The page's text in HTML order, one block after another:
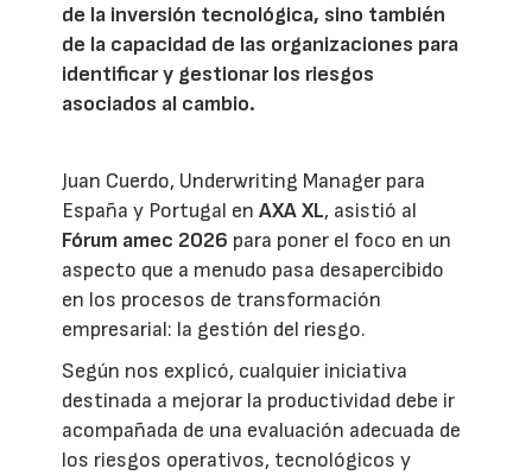
de la inversión tecnológica, sino también
de la capacidad de las organizaciones para
identificar y gestionar los riesgos
asociados al cambio.
Juan Cuerdo, Underwriting Manager para
España y Portugal enAXA XL, asistió al
Fórum amec 2026 para poner el foco en un
aspecto que a menudo pasa desapercibido
en los procesos de transformación
empresarial: la gestión del riesgo.
Según nos explicó, cualquier iniciativa
destinada a mejorar la productividad debe ir
acompañada de una evaluación adecuada de
los riesgos operativos, tecnológicos y